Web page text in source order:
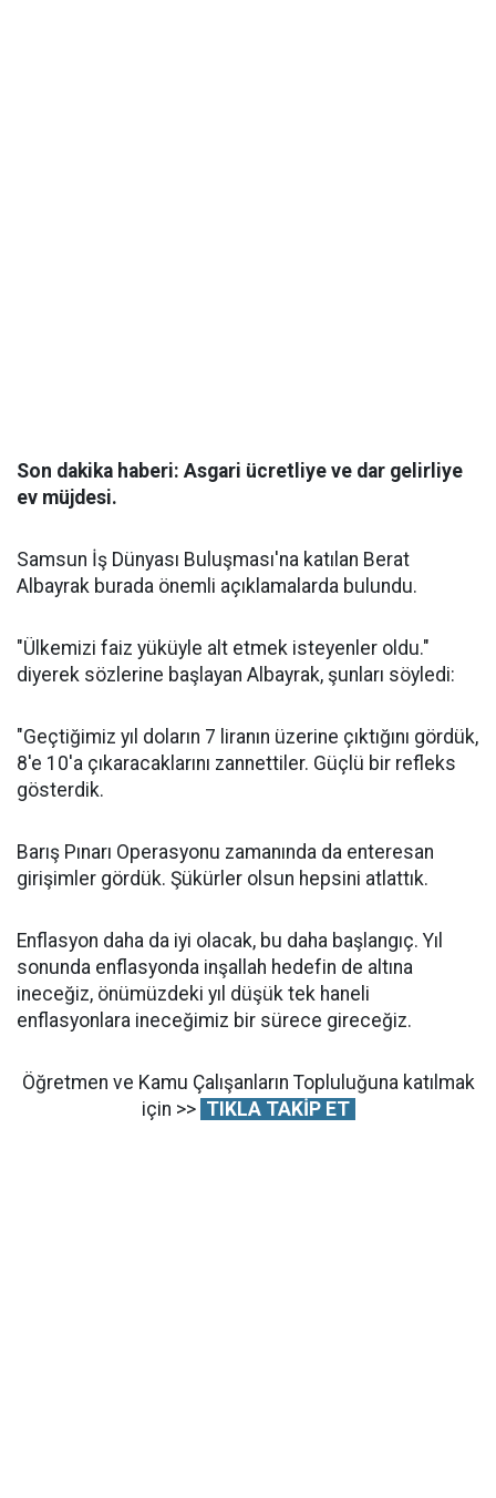
Son dakika haberi: Asgari ücretliye ve dar gelirliye
ev müjdesi.
Samsun İş Dünyası Buluşması'na katılan Berat
Albayrak burada önemli açıklamalarda bulundu.
"Ülkemizi faiz yüküyle alt etmek isteyenler oldu."
diyerek sözlerine başlayan Albayrak, şunları söyledi:
"Geçtiğimiz yıl doların 7 liranın üzerine çıktığını gördük,
8'e 10'a çıkaracaklarını zannettiler. Güçlü bir refleks
gösterdik.
Barış Pınarı Operasyonu zamanında da enteresan
girişimler gördük. Şükürler olsun hepsini atlattık.
Enflasyon daha da iyi olacak, bu daha başlangıç. Yıl
sonunda enflasyonda inşallah hedefin de altına
ineceğiz, önümüzdeki yıl düşük tek haneli
enflasyonlara ineceğimiz bir sürece gireceğiz.
Öğretmen ve Kamu Çalışanların Topluluğuna katılmak
için >> TIKLA TAKİP ET